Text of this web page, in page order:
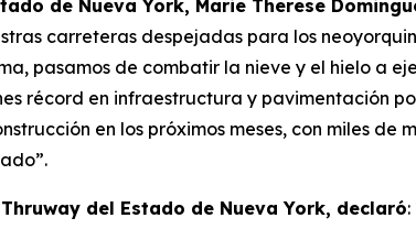
de Nueva York, Marie Therese
carreteras despejadas para los
pasamos de combatir la nieve y el hielo a
récord en infraestructura y pavimentación
en los próximos meses, con miles de
del Estado de Nueva York, declaró